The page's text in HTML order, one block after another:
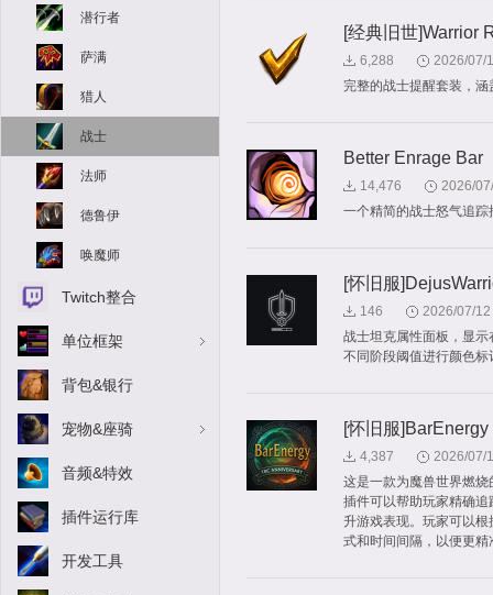
潜行者
萨满
猎人
战士
法师
德鲁伊
唤魔师
Twitch整合
单位框架
背包&银行
宠物&座骑
音频&特效
插件运行库
开发工具
[经典旧世]Warrior
6,288
2026/07/
完整的战士提醒套装，
Better Enrage Bar
14,476
2026/
一个精简的战士怒气追
[怀旧服
146
2026/07/12
战士坦克属性面板，显
不同阶段阈值进行颜色
[怀旧服]BarEnergy
4,387
2026/07/
这是一款为魔兽世界燃
插件可以帮助玩家精确
升游戏表现。玩家可以
式和时间间隔，以便更